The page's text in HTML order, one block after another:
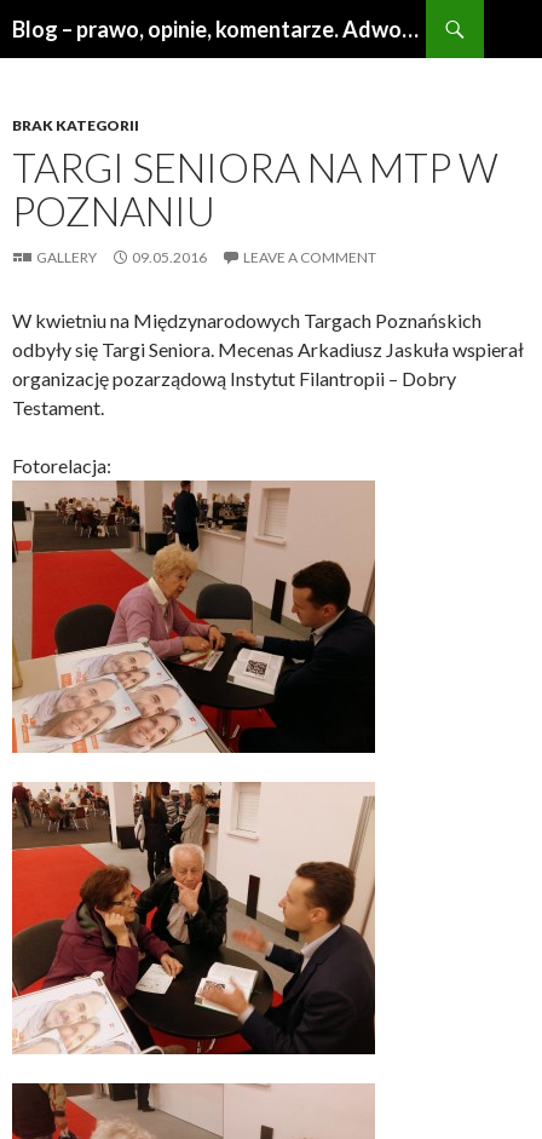
Blog – prawo, opinie, komentarze. Adwokat Poznań
BRAK KATEGORII
TARGI SENIORA NA MTP W
POZNANIU
GALLERY 09.05.2016 LEAVE A COMMENT
W kwietniu na Międzynarodowych Targach Poznańskich
odbyły się Targi Seniora. Mecenas Arkadiusz Jaskuła wspierał
organizację pozarządową Instytut Filantropii – Dobry
Testament.
Fotorelacja: